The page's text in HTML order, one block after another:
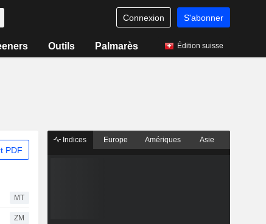
Connexion S'abonner
Outils Palmarès Édition suisse
PDF
MT
ZM
Indices Europe Amériques Asie